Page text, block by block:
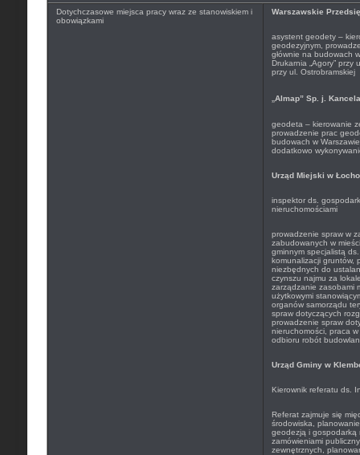
Dotychczasowe miejsca pracy wraz ze stanowiskiem i
obowiązkami
Warszawskie
asystent geodety –
geodezyjnym,
głównie na budowach
Drukarnia „Agory” przy
przy ul. Ostrobramskiej
„Almap” Sp. j.
geodeta – kierowanie
prowadzenie prac
budowach w
dodatkowo
Urząd Miejski w
inspektor ds.
nieruchomościami
prowadzenie spraw w
zabudowanych w
gminnym specjalistą
komunalizacji gruntów,
niezbędnych do
czynszu najmu za
zarządzanie zasobami
użytkowymi
organów samorządu
spraw dotyczących
prowadzenie spraw
nieruchomości, praca
odbioru robót
Urząd Gminy w
Kierownik referatu ds.
Referat zajmuje się
środowiska,
geodezją i gospodarką
zamówieniami
zewnętrznych,